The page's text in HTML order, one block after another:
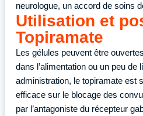
neurologue, un accord de soins
Utilisation et
Topiramate
Les gélules peuvent être
dans l’alimentation ou un peu de
administration, le topiramate est
efficace sur le blocage des
par l’antagoniste du récepteur